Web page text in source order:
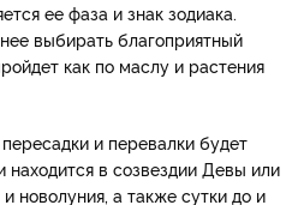
ее фаза и знак зодиака.
выбирать благоприятный
как по маслу и растения
и перевалки будет
находится в созвездии Девы или
новолуния, а также сутки до и